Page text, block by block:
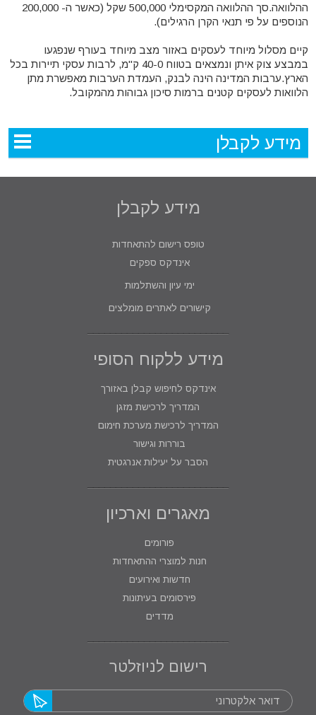
ההלוואה.סך ההלוואה המקסימלי 500,000 שקל (כאשר ה- 200,000
הנוספים על פי תנאי הקרן הרגילים).
קיים מסלול מיוחד לעסקים באזור מצב מיוחד בעורף שנפגעו
במבצע צוק איתן ונמצאים בטווח 40-0 ק"מ, לרבות עסקי תיירות בכל
הארץ.ערבות המדינה הינה לבנק, העמדת הערבות מאפשרת מתן
הלוואות לעסקים קטנים ברמות סיכון גבוהות מהמקובל.
מידע לקבלן
מידע לקבלן
טופס רישום להתאחדות
אינדקס ספקים
ימי עיון והשתלמות
קישורים לאתרים מומלצים
מידע ללקוח הסופי
אינדקס לחיפוש קבלן באזורך
המדריך לרכישת מזגן
המדריך לרכישת מערכת חימום
בוררות וגישור
הסבר על יעילות אנרגטית
מאגרים וארכיון
פורומים
חנות למוצרי ההתאחדות
חדשות ואירועים
פירסומים בעיתונות
מדדים
רישום לניוזלטר